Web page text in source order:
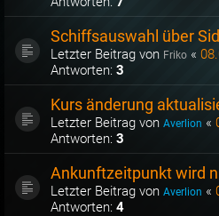
Schiffsauswahl über
Letzter Beitrag von Friko «
Antworten: 3
Kurs änderung
Letzter Beitrag von Averlion «
Antworten: 3
Ankunftzeitpunkt wird
Letzter Beitrag von Averlion «
Antworten: 4